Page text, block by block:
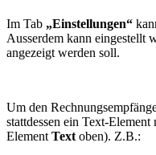
Im Tab „Einstellungen“
Ausserdem kann eingestellt
angezeigt werden soll.
Um den
stattdessen ein Text-
Element Text oben). Z.B.: